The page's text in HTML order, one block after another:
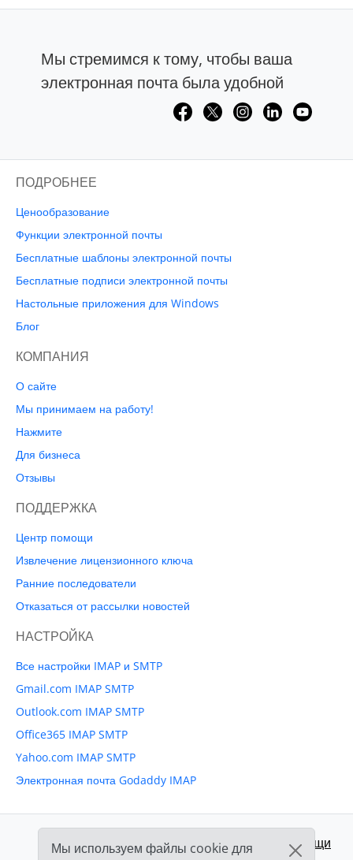
Мы стремимся к тому, чтобы ваша
электронная почта была удобной
ПОДРОБНЕЕ
Ценообразование
Функции электронной почты
Бесплатные шаблоны электронной почты
Бесплатные подписи электронной почты
Настольные приложения для Windows
Блог
КОМПАНИЯ
О сайте
Мы принимаем на работу!
Нажмите
Для бизнеса
Отзывы
ПОДДЕРЖКА
Центр помощи
Извлечение лицензионного ключа
Ранние последователи
Отказаться от рассылки новостей
НАСТРОЙКА
Все настройки IMAP и SMTP
Gmail.com IMAP SMTP
Outlook.com IMAP SMTP
Office365 IMAP SMTP
Yahoo.com IMAP SMTP
Электронная почта Godaddy IMAP
Поддержка:Центр помощи
Мы используем файлы cookie для